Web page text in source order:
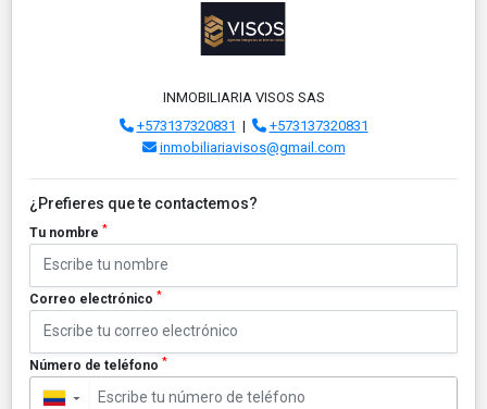
INMOBILIARIA VISOS SAS
+573137320831 |
+573137320831
inmobiliariavisos@gmail.com
¿Prefieres que te contactemos?
Tu nombre *
Correo electrónico *
Número de teléfono *
▼